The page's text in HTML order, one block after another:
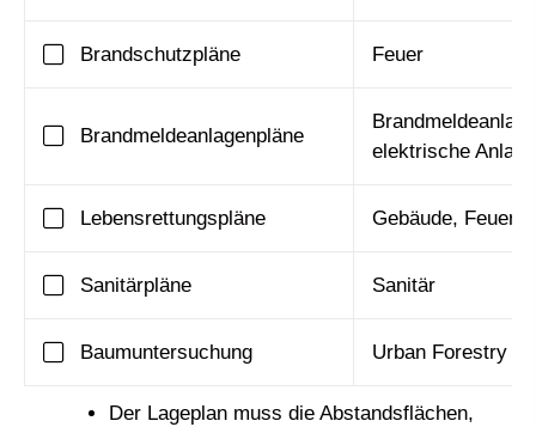
Brandschutzpläne Feuer
Brandmeldeanlagenpläne
elektrische
Lebensrettungspläne Gebäude, Feuer
Sanitärpläne Sanitär
Baumuntersuchung Urban Forestry
Der Lageplan muss die Abstandsflächen,